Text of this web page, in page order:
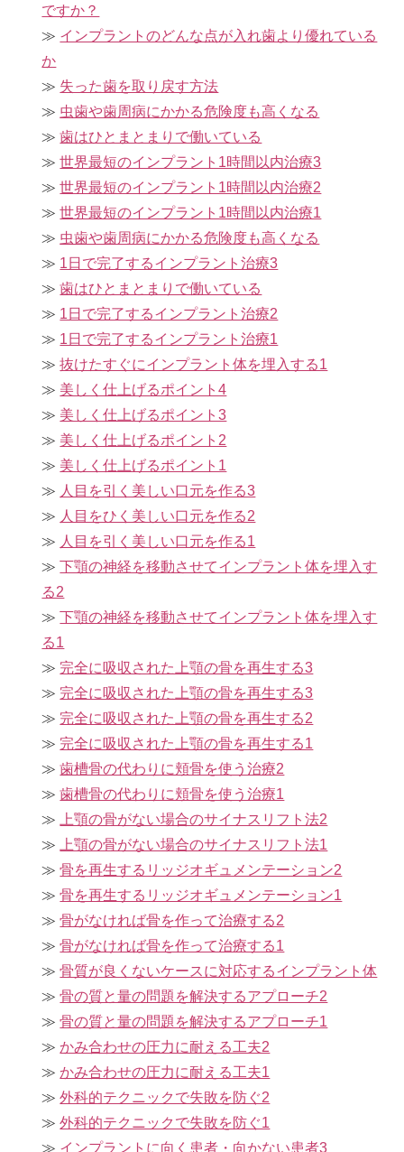
ですか？
インプラントのどんな点が入れ歯より優れている
か
失った歯を取り戻す方法
虫歯や歯周病にかかる危険度も高くなる
歯はひとまとまりで働いている
世界最短のインプラント1時間以内治療3
世界最短のインプラント1時間以内治療2
世界最短のインプラント1時間以内治療1
虫歯や歯周病にかかる危険度も高くなる
1日で完了するインプラント治療3
歯はひとまとまりで働いている
1日で完了するインプラント治療2
1日で完了するインプラント治療1
抜けたすぐにインプラント体を埋入する1
美しく仕上げるポイント4
美しく仕上げるポイント3
美しく仕上げるポイント2
美しく仕上げるポイント1
人目を引く美しい口元を作る3
人目をひく美しい口元を作る2
人目を引く美しい口元を作る1
下顎の神経を移動させてインプラント体を埋入す
る2
下顎の神経を移動させてインプラント体を埋入す
る1
完全に吸収された上顎の骨を再生する3
完全に吸収された上顎の骨を再生する3
完全に吸収された上顎の骨を再生する2
完全に吸収された上顎の骨を再生する1
歯槽骨の代わりに頬骨を使う治療2
歯槽骨の代わりに頬骨を使う治療1
上顎の骨がない場合のサイナスリフト法2
上顎の骨がない場合のサイナスリフト法1
骨を再生するリッジオギュメンテーション2
骨を再生するリッジオギュメンテーション1
骨がなければ骨を作って治療する2
骨がなければ骨を作って治療する1
骨質が良くないケースに対応するインプラント体
骨の質と量の問題を解決するアプローチ2
骨の質と量の問題を解決するアプローチ1
かみ合わせの圧力に耐える工夫2
かみ合わせの圧力に耐える工夫1
外科的テクニックで失敗を防ぐ2
外科的テクニックで失敗を防ぐ1
インプラントに向く患者・向かない患者3